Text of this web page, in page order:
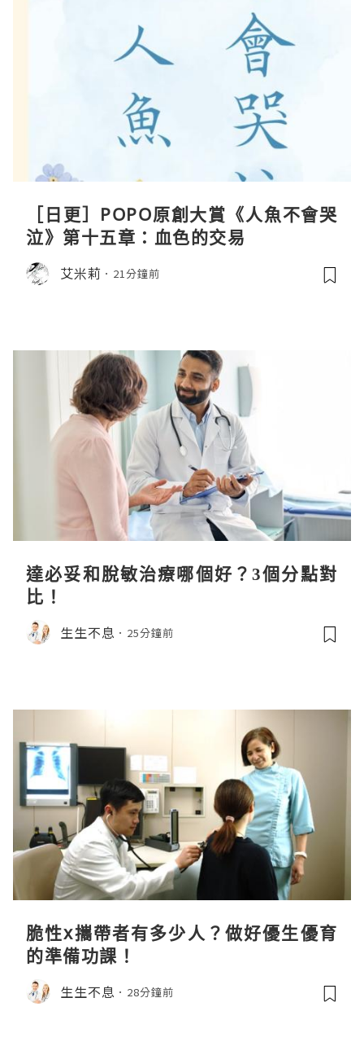
［日更］POPO原創大賞《人魚不會哭
泣》第十五章：血色的交易
艾米莉 21分鐘前
達必妥和脫敏治療哪個好？3個分點對
比！
生生不息 25分鐘前
脆性x攜帶者有多少人？做好優生優育
的準備功課！
生生不息 28分鐘前